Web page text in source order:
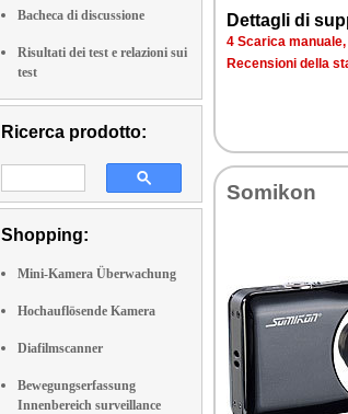
Bacheca di discussione
Risultati dei test e relazioni sui
test
Ricerca prodotto:
Shopping:
Mini-Kamera Überwachung
Hochauflösende Kamera
Diafilmscanner
Bewegungserfassung
Innenbereich surveillance
Det­ta­gli di
4 Sca­ri­ca
Re­cen­sio­ni del­la
So­mi­kon